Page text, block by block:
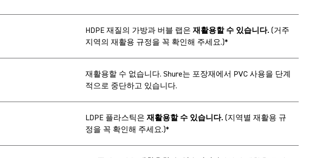
HDPE 재질의 가방과 버블 랩은 재활용할 수 있습니다. (거주
지역의 재활용 규정을 꼭 확인해 주세요.)*
재활용할 수 없습니다. Shure는 포장재에서 PVC 사용을 단계
적으로 중단하고 있습니다.
LDPE 플라스틱은 재활용할 수 있습니다. (지역별 재활용 규
정을 꼭 확인해 주세요.)*